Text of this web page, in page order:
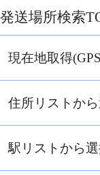
発送場所検索
現在地取得
住所リストか
駅リストから選